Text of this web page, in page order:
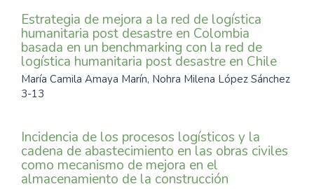
Estrategia de mejora a la red de logística
humanitaria post desastre en Colombia
basada en un benchmarking con la red de
logística humanitaria post desastre en Chile
María Camila Amaya Marín, Nohra Milena López Sánchez
3-13
Incidencia de los procesos logísticos y la
cadena de abastecimiento en las obras civiles
como mecanismo de mejora en el
almacenamiento de la construcción